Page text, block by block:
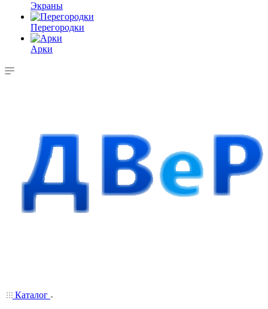
Экраны
Перегородки
Арки
Каталог